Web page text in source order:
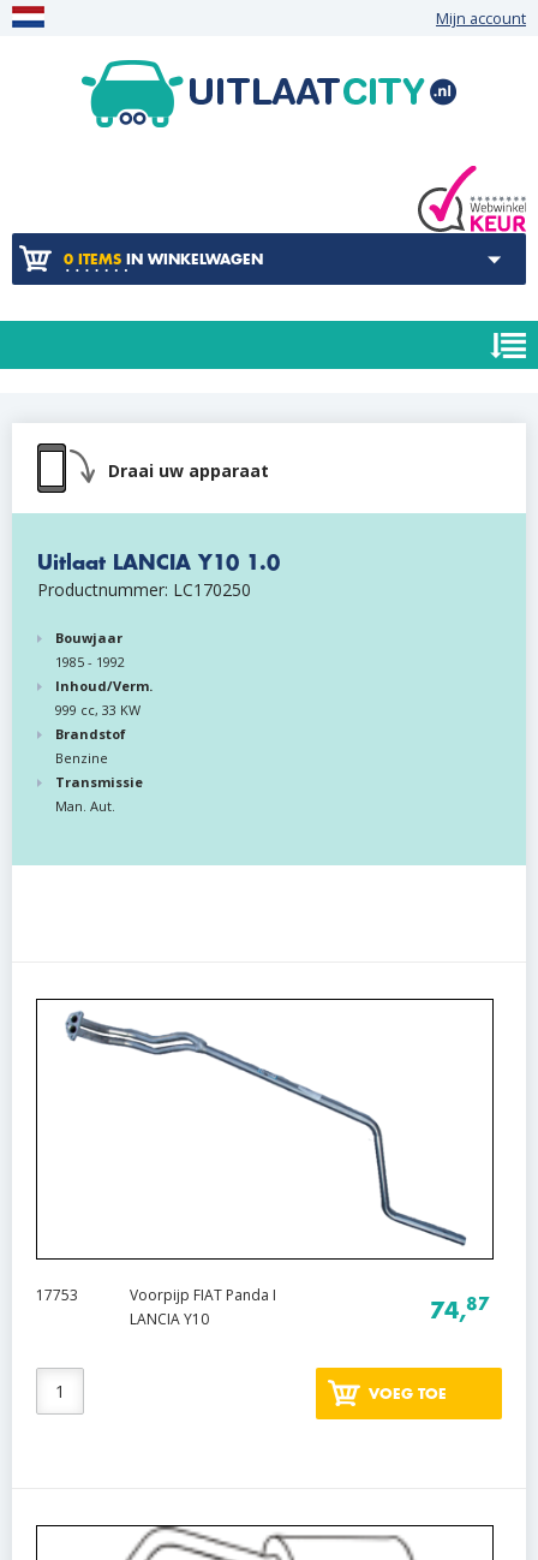
Mijn account
0 ITEMS IN WINKELWAGEN
Draai uw apparaat
Uitlaat LANCIA Y10 1.0
Productnummer: LC170250
Bouwjaar
1985 - 1992
Inhoud/Verm.
999 cc, 33 KW
Brandstof
Benzine
Transmissie
Man. Aut.
17753
Voorpijp FIAT Panda I
LANCIA Y10
74,87
VOEG TOE